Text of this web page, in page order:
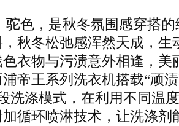
驼色，是秋冬氛围感穿搭
秋冬松弛感浑然天成，生
衣物与污渍意外相逢，美
帝王系列洗衣机搭载“顽
洗涤模式，在利用不同温
循环喷淋技术，让洗涤剂